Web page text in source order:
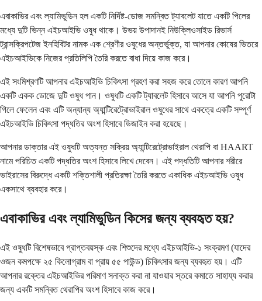
এবাকাভির এবং ল্যামিভুডিন হল একটি নির্দিষ্ট-ডোজ সমন্বিত ট্যাবলেট যাতে একটি পিলের
মধ্যে দুটি ভিন্ন এইচআইভি ওষুধ থাকে। উভয় উপাদানই নিউক্লিওসাইড রিভার্স
ট্রান্সক্রিপটেজ ইনহিবিটর নামক এক শ্রেণীর ওষুধের অন্তর্ভুক্ত, যা আপনার কোষের ভিতরে
এইচআইভিকে নিজের প্রতিলিপি তৈরি করতে বাধা দিয়ে কাজ করে।
এই সংমিশ্রণটি আপনার এইচআইভি চিকিৎসা গ্রহণ করা সহজ করে তোলে কারণ আপনি
একটি একক ডোজে দুটি ওষুধ পান। ওষুধটি একটি ট্যাবলেট হিসাবে আসে যা আপনি পুরোটা
গিলে ফেলেন এবং এটি অন্যান্য অ্যান্টিরেট্রোভাইরাল ওষুধের সাথে একত্রে একটি সম্পূর্ণ
এইচআইভি চিকিৎসা পদ্ধতির অংশ হিসাবে ডিজাইন করা হয়েছে।
আপনার ডাক্তার এই ওষুধটি অত্যন্ত সক্রিয় অ্যান্টিরেট্রোভাইরাল থেরাপি বা HAART
নামে পরিচিত একটি পদ্ধতির অংশ হিসাবে লিখে দেবেন। এই পদ্ধতিটি আপনার শরীরে
ভাইরাসের বিরুদ্ধে একটি শক্তিশালী প্রতিরক্ষা তৈরি করতে একাধিক এইচআইভি ওষুধ
একসাথে ব্যবহার করে।
এবাকাভির এবং ল্যামিভুডিন কিসের জন্য ব্যবহৃত হয়?
এই ওষুধটি বিশেষভাবে প্রাপ্তবয়স্ক এবং শিশুদের মধ্যে এইচআইভি-১ সংক্রমণ (যাদের
ওজন কমপক্ষে ২৫ কিলোগ্রাম বা প্রায় ৫৫ পাউন্ড) চিকিৎসার জন্য ব্যবহৃত হয়। এটি
আপনার রক্তের এইচআইভির পরিমাণ সনাক্ত করা না যাওয়ার স্তরে কমাতে সাহায্য করার
জন্য একটি সমন্বিত থেরাপির অংশ হিসাবে কাজ করে।